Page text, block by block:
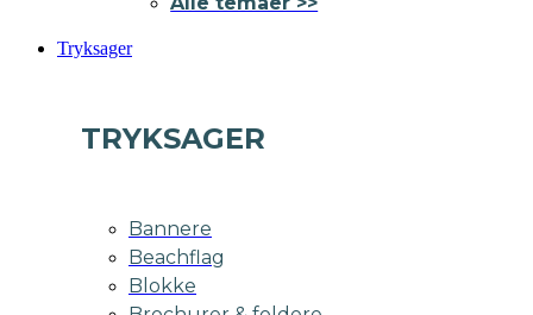
Tryksager
TRYKSAGER
Bannere
Beachflag
Blokke